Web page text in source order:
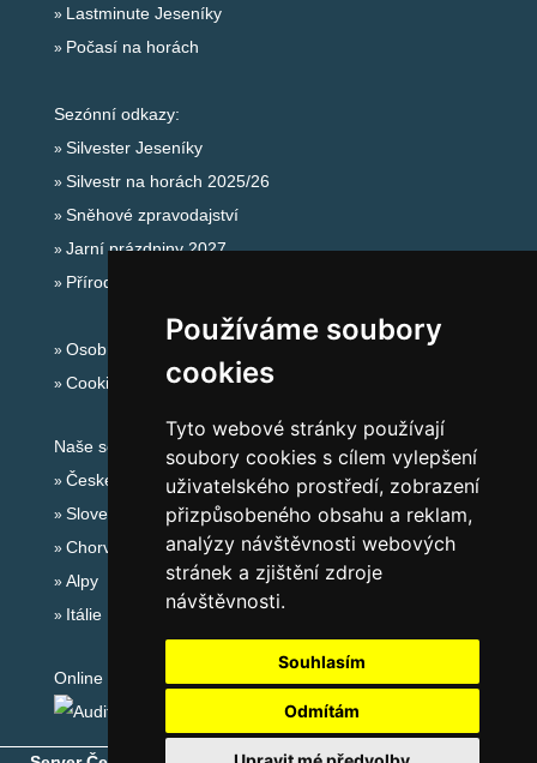
Používáme soubory
cookies
Tyto webové stránky používají
soubory cookies s cílem vylepšení
uživatelského prostředí, zobrazení
přizpůsobeného obsahu a reklam,
analýzy návštěvnosti webových
stránek a zjištění zdroje
návštěvnosti.
Souhlasím
Odmítám
Lastminute Jeseníky
Počasí na horách
Sezónní odkazy:
Silvester Jeseníky
Silvestr na horách 2025/26
Sněhové zpravodajství
Jarní prázdniny 2027
Přírodní koupaliště
Osobní údaje
Cookies
Naše servery:
České hory
Slovenské hory
Chorvatsko
Alpy
Itálie
Online audit: